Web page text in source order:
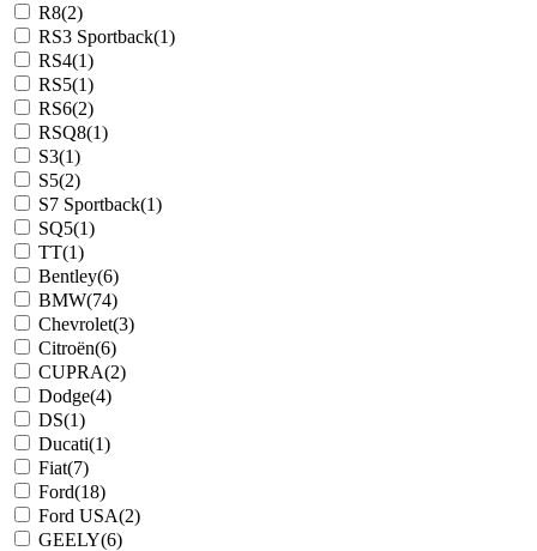
R8(2)
RS3 Sportback(1)
RS4(1)
RS5(1)
RS6(2)
RSQ8(1)
S3(1)
S5(2)
S7 Sportback(1)
SQ5(1)
TT(1)
Bentley(6)
BMW(74)
Chevrolet(3)
Citroën(6)
CUPRA(2)
Dodge(4)
DS(1)
Ducati(1)
Fiat(7)
Ford(18)
Ford USA(2)
GEELY(6)